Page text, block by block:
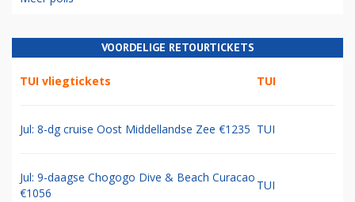
VOORDELIGE RETOURTICKETS
TUI vliegtickets TUI
Jul: 8-dg cruise Oost Middellandse Zee €1235 TUI
Jul: 9-daagse Chogogo Dive & Beach Curacao
€1056
TUI